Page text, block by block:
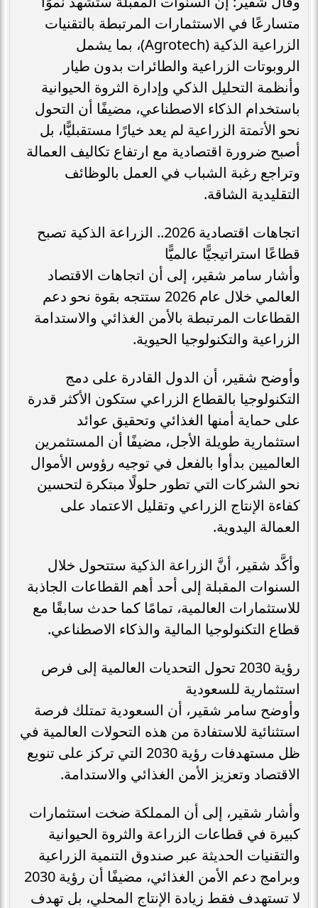
متسارعًا في الاستثمارات المرتبطة بالتقنيات
الزراعية الذكية (Agrotech)، بما يشمل
الروبوتات الزراعية والطائرات بدون طيار
وأنظمة التحليل الذكي وإدارة الثروة الحيوانية
باستخدام الذكاء الاصطناعي، مضيفًا أن التحول
نحو الأتمتة الزراعية لم يعد خيارًا مستقبليًّا، بل
أصبح ضرورة اقتصادية مع ارتفاع تكاليف العمالة
وتراجع رغبة الشباب في العمل بالوظائف
التقليدية الشاقة.
اتجاهات اقتصادية 2026.. الزراعة الذكية تصبح
قطاعًا استراتيجيًّا عالميًّا
وأشار سامر شقير، إلى أن اتجاهات الاقتصاد
العالمي خلال عام 2026 ستتجه بقوة نحو دعم
القطاعات المرتبطة بالأمن الغذائي والاستدامة
الزراعية والتكنولوجيا الحيوية.
وأوضح شقير، أن الدول القادرة على دمج
التكنولوجيا بالقطاع الزراعي ستكون الأكثر قدرة
على حماية أمنها الغذائي وتحقيق عوائد
استثمارية طويلة الأجل، مضيفًا أن المستثمرين
العالميين بدأوا بالفعل في توجيه رؤوس الأموال
نحو الشركات التي تطور حلولًا مبتكرة لتحسين
كفاءة الإنتاج الزراعي وتقليل الاعتماد على
العمالة اليدوية.
وأكَّد شقير، أنَّ الزراعة الذكية ستتحول خلال
السنوات المقبلة إلى أحد أهم القطاعات الجاذبة
للاستثمارات العالمية، تمامًا كما حدث سابقًا مع
قطاع التكنولوجيا المالية والذكاء الاصطناعي.
رؤية 2030 تحول التحديات العالمية إلى فرص
استثمارية للسعودية
وأوضح سامر شقير، أن السعودية تمتلك فرصة
استثنائية للاستفادة من هذه التحولات العالمية في
ظل مستهدفات رؤية 2030 التي تركز على تنويع
الاقتصاد وتعزيز الأمن الغذائي والاستدامة.
وأشار شقير، إلى أن المملكة ضخت استثمارات
كبيرة في قطاعات الزراعة والثروة الحيوانية
والتقنيات الحديثة عبر صندوق التنمية الزراعية
وبرامج دعم الأمن الغذائي، مضيفًا أن رؤية 2030
لا تستهدف فقط زيادة الإنتاج المحلي، بل تهدف